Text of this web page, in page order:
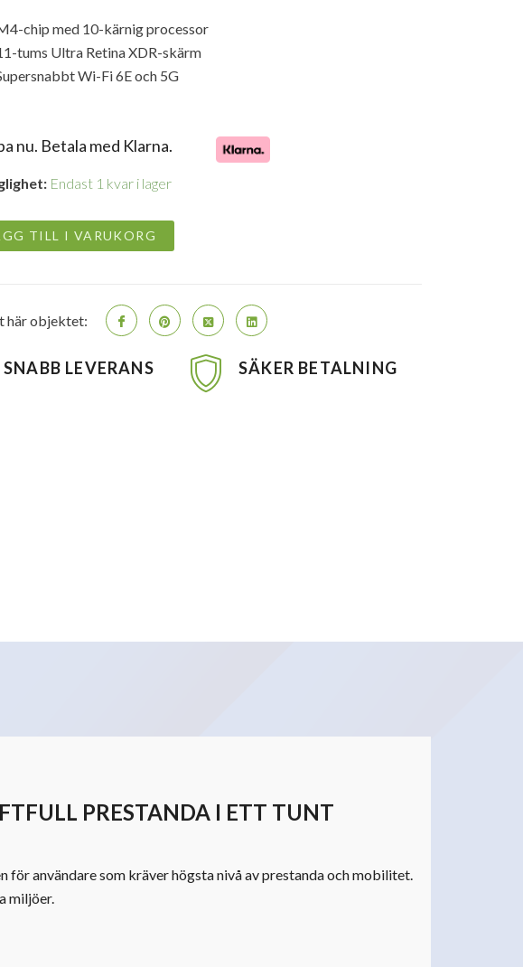
PRISET
VAR:
14.990,00KR.
chip med 10-kärnig processor
tums Ultra Retina XDR-skärm
Wi-Fi 6E och 5G
nu. Betala med Klarna.
Endast 1 kvar i lager
TILL I VARUKORG
här objektet:
SNABB LEVERANS SÄKER BETALNING
PRESTANDA I ETT TUNT
användare som kräver högsta nivå av prestanda och mobilitet.
miljöer.